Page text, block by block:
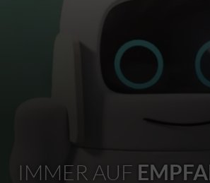
IMMER AUF